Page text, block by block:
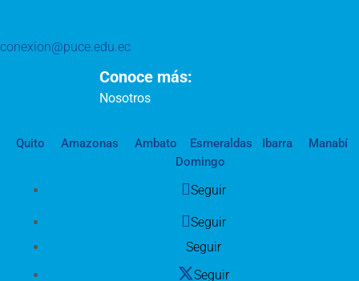
conexion@puce.edu.ec
Conoce más:
Nosotros
Quito Amazonas Ambato Esmeraldas Ibarra
Manabí
Domingo
Seguir
Seguir
Seguir
Seguir